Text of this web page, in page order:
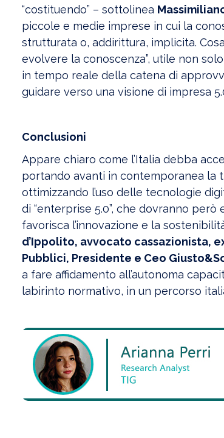
“costituendo” – sottolinea
piccole e medie imprese in cui la
strutturata o, addirittura, implicita.
evolvere la conoscenza”, utile non
in tempo reale della catena di
guidare verso una visione di impresa
Conclusioni
Appare chiaro come l’Italia debba
portando avanti in contemporanea la
ottimizzando l’uso delle tecnologie
di “enterprise 5.0”, che dovranno
favorisca l’innovazione e la
d’Ippolito, avvocato cassazionista,
Pubblici, Presidente e Ceo
a fare affidamento all’autonoma
labirinto normativo, in un percorso